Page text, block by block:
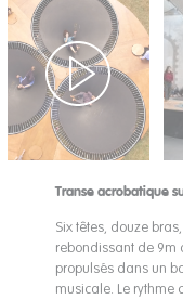
Transe acrobatique
Six têtes, douze
rebondissant de 9m
propulsés dans un
musicale. Le rythme